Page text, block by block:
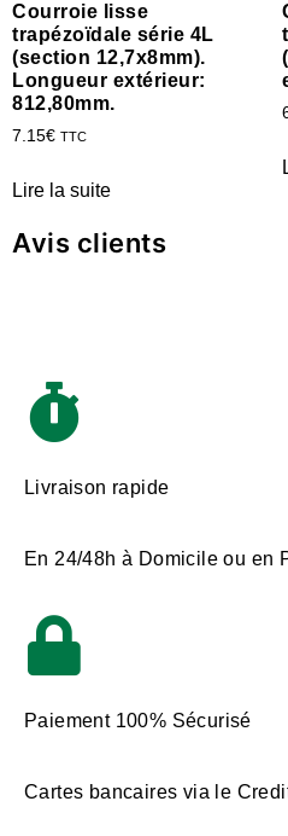
Courroie lisse
trapézoïdale série 4L
(section 12,7x8mm).
Longueur extérieur:
812,80mm.
7.15€ TTC
Lire la suite
Avis clients
Livraison rapide
En 24/48h à Domicile ou en
Paiement 100% Sécurisé
Cartes bancaires via le